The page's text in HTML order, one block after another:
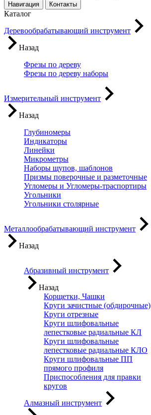
Навигация Контакты
Каталог
Деревообрабатывающий инструмент
Назад
Фрезы по дереву
Фрезы по дереву наборы
Измерительный инструмент
Назад
Глубиномеры
Индикаторы
Линейки
Микрометры
Наборы щупов, шаблонов
Призмы поверочные и разметочные
Угломеры и Угломеры-траспортиры
Угольники
Угольники столярные
Металлообрабатывающий инструмент
Назад
Абразивный инструмент
Назад
Корщетки, Чашки
Круги зачистные (обдирочные)
Круги отрезные
Круги шлифовальные
лепестковые радиальные КЛ
Круги шлифовальные
лепестковые радиальные КЛО
Круги шлифовальные ПП
прямого профиля
Приспособления для правки
кругов
Алмазный инструмент